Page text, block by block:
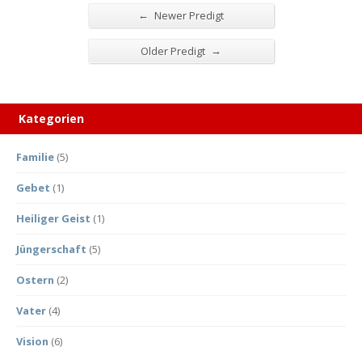
← Newer Predigt
Older Predigt →
Kategorien
Familie (5)
Gebet (1)
Heiliger Geist (1)
Jüngerschaft (5)
Ostern (2)
Vater (4)
Vision (6)